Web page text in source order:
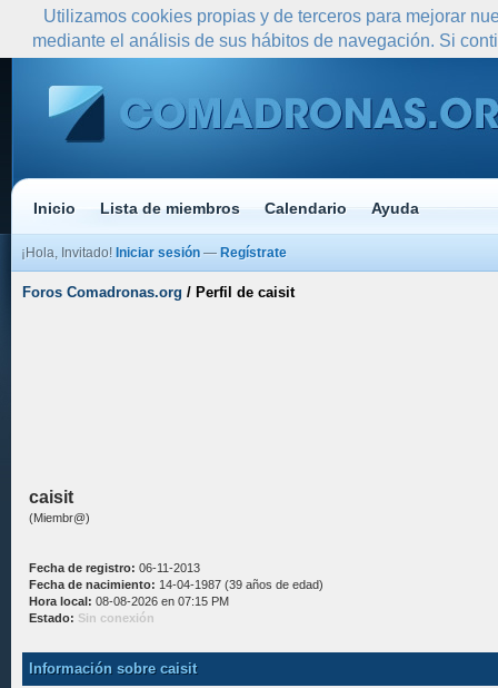
Inicio Lista de miembros Calendario Ayuda
¡Hola, Invitado! Iniciar sesión — Regístrate
Foros Comadronas.org / Perfil de caisit
caisit
(Miembr@)
Fecha de registro: 06-11-2013
Fecha de nacimiento: 14-04-1987 (39 años de edad)
Hora local: 08-08-2026 en 07:15 PM
Estado: Sin conexión
Información sobre caisit
Utilizamos cookies propias y de terceros para mejorar
mediante el análisis de sus hábitos de navegación. Si